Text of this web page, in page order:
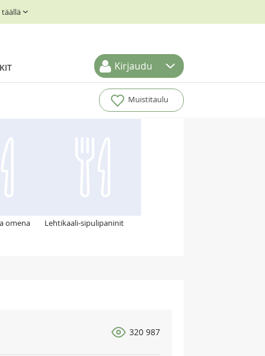
Kirjaudu
Muistitaulu
omena Lehtikaali-sipulipaninit
320 987